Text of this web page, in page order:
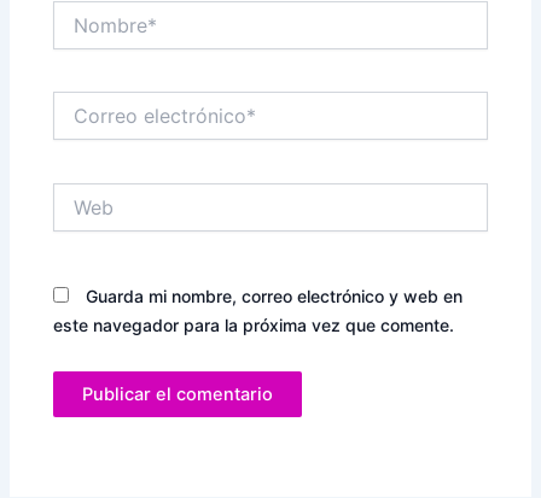
electrónico*
Guarda mi nombre, correo electrónico y web en
este navegador para la próxima vez que comente.